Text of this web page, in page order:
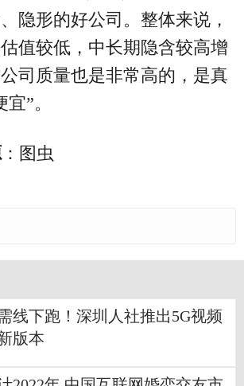
隐形的好公司。整体来说，
值较低，中长期隐含较高增
司质量也是非常高的，是真
”。
：图虫
线下跑！深圳人社推出5G视频
版本